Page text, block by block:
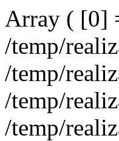
Array ( [0]
/temp/
/temp/
/temp/
/temp/